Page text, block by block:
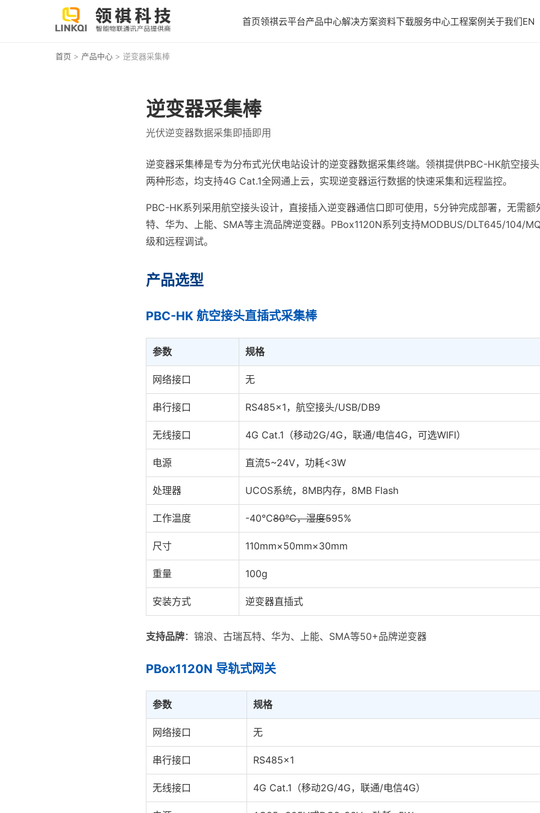
首页领祺云平台产品中心解决方案资料下载服务中心工程案例关于我们EN
首页 > 产品中心 > 逆变器采集棒
逆变器采集棒
光伏逆变器数据采集即插即用
逆变器采集棒是专为分布式光伏电站设计的逆变器数据采集终端。领祺提供PBC-HK航空接
两种形态，均支持4G Cat.1全网通上云，实现逆变器运行数据的快速采集和远程监控。
PBC-HK系列采用航空接头设计，直接插入逆变器通信口即可使用，5分钟完成部署，无需
特、华为、上能、SMA等主流品牌逆变器。PBox1120N系列支持MODBUS/DLT645/104/
级和远程调试。
产品选型
PBC-HK 航空接头直插式采集棒
参数 规格
网络接口 无
串行接口 RS485×1，航空接头/USB/DB9
无线接口 4G Cat.1（移动2G/4G，联通/电信4G，可选WIFI）
电源 直流5~24V，功耗<3W
处理器 UCOS系统，8MB内存，8MB Flash
工作温度 -40℃80℃，湿度595%
尺寸 110mm×50mm×30mm
重量 100g
安装方式 逆变器直插式
支持品牌：锦浪、古瑞瓦特、华为、上能、SMA等50+品牌逆变器
PBox1120N 导轨式网关
参数 规格
网络接口 无
串行接口 RS485×1
无线接口 4G Cat.1（移动2G/4G，联通/电信4G）